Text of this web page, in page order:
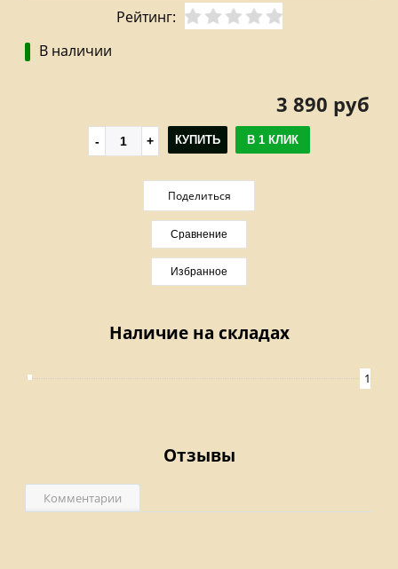
Рейтинг:
В наличии
3 890 руб
КУПИТЬ В 1 КЛИК
Поделиться
Сравнение
Избранное
Наличие на складах
1
Отзывы
Комментарии